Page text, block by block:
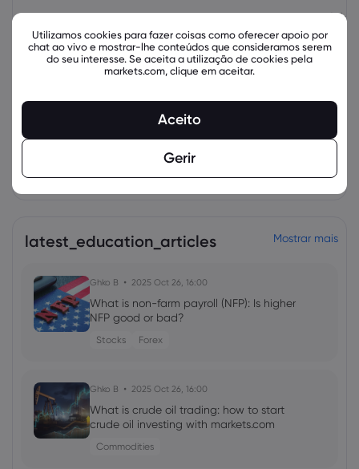
Ativo Venda Comprar Alteração (%):
Instrumentos relacionados
latest_education_articles Mostrar mais
Ghko B 2025 Oct 26, 16:00
What is non-farm payroll (NFP): Is higher
NFP good or bad?
Stocks Forex
Ghko B 2025 Oct 26, 16:00
What is crude oil trading: how to start
crude oil investing with markets.com
Commodities
Utilizamos cookies para fazer coisas como oferecer apoio por
chat ao vivo e mostrar-lhe conteúdos que consideramos serem
do seu interesse. Se aceita a utilização de cookies pela
markets.com, clique em aceitar.
Aceito
Gerir